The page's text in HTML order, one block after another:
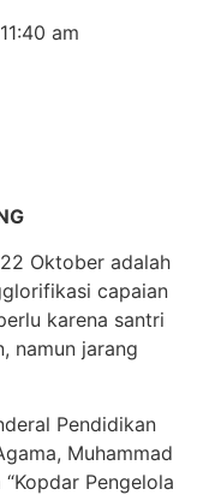
11:40 am
Oktober adalah
capaian
karena santri
namun jarang
Pendidikan
Muhammad
Pengelola